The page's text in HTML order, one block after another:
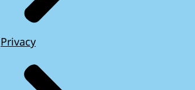
Privacy